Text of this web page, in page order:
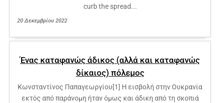
curb the spread...
20 Δεκεμβρίου 2022
Ένας καταφανώς άδικος (αλλά και καταφανώς
δίκαιος) πόλεμος
Κωνσταντίνος Παπαγεωργίου[1] Η εισβολή στην Ουκρανία
εκτός από παράνομη ήταν όμως και άδικη από τη σκοπιά